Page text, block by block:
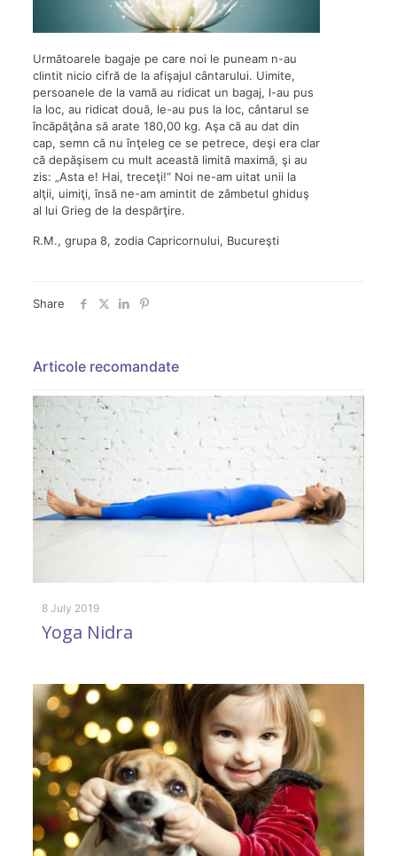
Următoarele bagaje pe care noi le puneam n-au
clintit nicio cifră de la afişajul cântarului. Uimite,
persoanele de la vamă au ridicat un bagaj, l-au pus
la loc, au ridicat două, le-au pus la loc, cântarul se
încăpăţâna să arate 180,00 kg. Aşa că au dat din
cap, semn că nu înţeleg ce se petrece, deşi era clar
că depăşisem cu mult această limită maximă, şi au
zis: „Asta e! Hai, treceţi!“ Noi ne-am uitat unii la
alţii, uimiţi, însă ne-am amintit de zâmbetul ghiduş
al lui Grieg de la despărţire.
R.M., grupa 8, zodia Capricornului, Bucureşti
Share
Articole recomandate
8 July 2019
Yoga Nidra